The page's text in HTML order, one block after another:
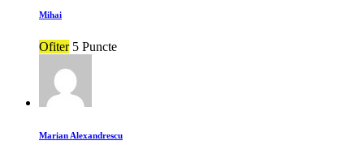
Mihai
Ofiter 5 Puncte
Marian Alexandrescu